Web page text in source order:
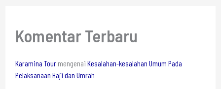
Komentar Terbaru
Karamina Tourmengenai Kesalahan-kesalahan Umum Pada
Pelaksanaan Haji dan Umrah